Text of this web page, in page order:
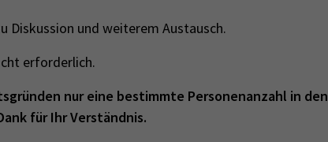
Diskussion und weiterem Austausch.
erforderlich.
nur eine bestimmte Personenanzahl in den
für Ihr Verständnis.